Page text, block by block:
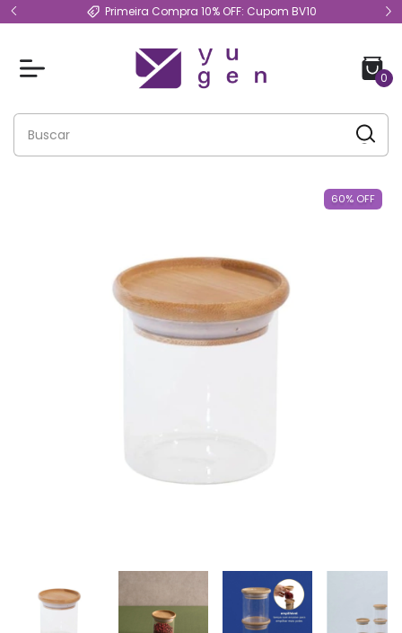
Primeira Compra 10% OFF: Cupom BV10
0
60% OFF